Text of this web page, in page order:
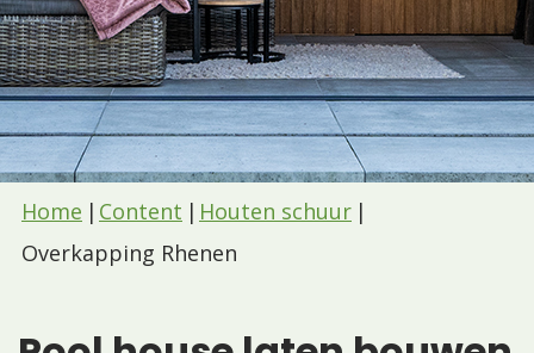
Home Content
Houten schuur
Overkapping Rhenen